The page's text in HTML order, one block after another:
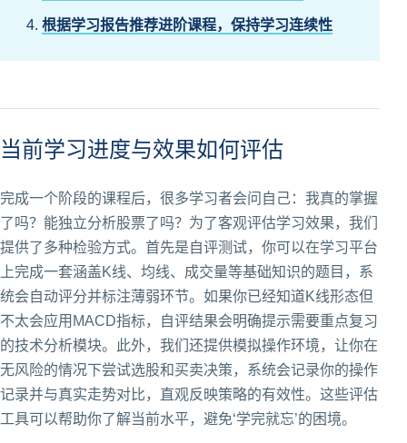
根据学习报告推荐进阶课程，保持学习连续性
当前学习进度与效果如何评估
完成一个阶段的课程后，很多学习者会问自己：我真的掌握
了吗？能独立分析股票了吗？为了客观评估学习效果，我们
提供了多种检验方式。首先是自评测试，你可以在学习平台
上完成一套涵盖K线、均线、成交量等基础知识的题目，系
统会自动评分并标注薄弱环节。如果你已经知道K线形态但
不太会应用MACD指标，自评结果会明确提示需要重点复习
的技术分析模块。此外，我们还提供模拟操作环境，让你在
无风险的情况下尝试选股和买卖决策，系统会记录你的操作
记录并与真实走势对比，直观反映策略的有效性。这些评估
工具可以帮助你了解当前水平，避免‘学完就忘’的困境。